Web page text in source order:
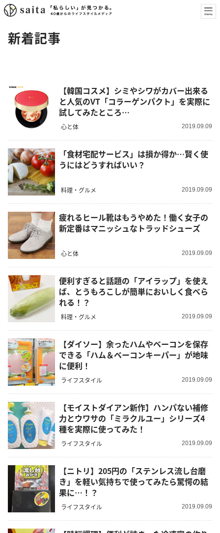
新着記事
【韓国コスメ】シミやシワがカバー出来る
と人気のVT「コラーゲンパクト」を実際に
試してみたところ…
心と体 2019.09.09
「食材宅配サービス」は損か得か…賢く使
うにはどうすればいい？
料理・グルメ 2019.09.09
疲れるヒール靴はもうやめた！働く女子の
新定番はマニッシュなトラッドシューズ
心と体 2019.09.09
便利すぎると話題の「アイラップ」を使え
ば、とうもろこしが簡単においしく食べら
れる！？
料理・グルメ 2019.09.09
【ダイソー】余ったハムやベーコンを保存
できる「ハム＆ベーコンキーパー」が地味
に便利！
ライフスタイル 2019.09.09
【モイストダイアン新作】ハンパない補修
力とウワサの「ミラクルユー」シリーズ4
種を実際に使ってみた！
ライフスタイル 2019.09.09
【ニトリ】205円の「ステンレス流し台磨
き」を軽い気持ちで使ってみたら驚愕の結
果に…！？
ライフスタイル 2019.09.09